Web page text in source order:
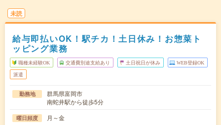
未読
給与即払いOK！駅チカ！土日休み！お惣菜ト
ッピング業務
職種未経験OK 交通費別途支給あり 土日祝日が休み WEB登録OK
派遣
勤務地
群馬県富岡市
南蛇井駅から徒歩5分
曜日頻度 月～金